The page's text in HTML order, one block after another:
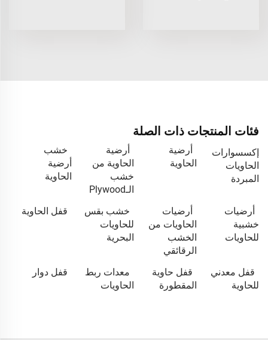
فئات المنتجات ذات الصلة
إكسسوارات
الحاويات
المبردة
أرضية
الحاوية
أرضية
الحاوية من
خشب
الـPlywood
خشب
أرضية
الحاوية
أرضيات
خشبية
للحاويات
أرضيات
الحاويات من
الخشب
الرقائقي
خشب بقس
للحاويات
البحرية
قفل الحاوية
قفل معدني
للحاوية
قفل حاوية
المقطورة
معدات ربط
الحاويات
قفل دوار